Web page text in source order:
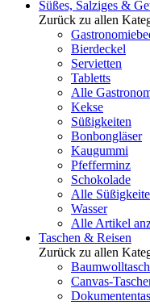
Süßes, Salziges &
Zurück zu allen
Bierdeckel
Servietten
Tabletts
Alle
Kekse
Süßigkeiten
Bonbongläser
Kaugummi
Pfefferminz
Schokolade
Alle
Wasser
Alle Artikel
Taschen & Reisen
Zurück zu allen
Canvas-